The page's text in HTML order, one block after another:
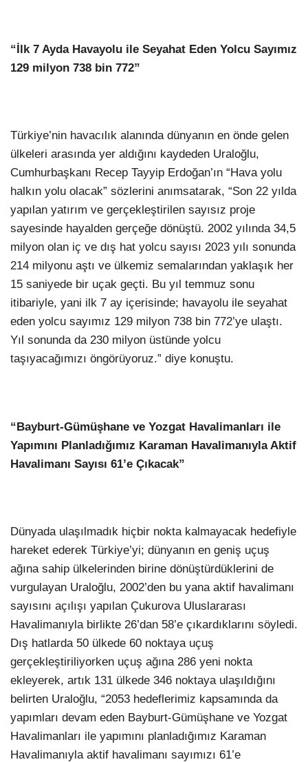
“İlk 7 Ayda Havayolu ile Seyahat Eden Yolcu Sayımız
129 milyon 738 bin 772”
Türkiye’nin havacılık alanında dünyanın en önde gelen
ülkeleri arasında yer aldığını kaydeden Uraloğlu,
Cumhurbaşkanı Recep Tayyip Erdoğan’ın “Hava yolu
halkın yolu olacak” sözlerini anımsatarak, “Son 22 yılda
yapılan yatırım ve gerçekleştirilen sayısız proje
sayesinde hayalden gerçeğe dönüştü. 2002 yılında 34,5
milyon olan iç ve dış hat yolcu sayısı 2023 yılı sonunda
214 milyonu aştı ve ülkemiz semalarından yaklaşık her
15 saniyede bir uçak geçti. Bu yıl temmuz sonu
itibariyle, yani ilk 7 ay içerisinde; havayolu ile seyahat
eden yolcu sayımız 129 milyon 738 bin 772’ye ulaştı.
Yıl sonunda da 230 milyon üstünde yolcu
taşıyacağımızı öngörüyoruz.” diye konuştu.
“Bayburt-Gümüşhane ve Yozgat Havalimanları ile
Yapımını Planladığımız Karaman Havalimanıyla Aktif
Havalimanı Sayısı 61’e Çıkacak”
Dünyada ulaşılmadık hiçbir nokta kalmayacak hedefiyle
hareket ederek Türkiye’yi; dünyanın en geniş uçuş
ağına sahip ülkelerinden birine dönüştürdüklerini de
vurgulayan Uraloğlu, 2002’den bu yana aktif havalimanı
sayısını açılışı yapılan Çukurova Uluslararası
Havalimanıyla birlikte 26’dan 58’e çıkardıklarını söyledi.
Dış hatlarda 50 ülkede 60 noktaya uçuş
gerçekleştiriliyorken uçuş ağına 286 yeni nokta
ekleyerek, artık 131 ülkede 346 noktaya ulaşıldığını
belirten Uraloğlu, “2053 hedeflerimiz kapsamında da
yapımları devam eden Bayburt-Gümüşhane ve Yozgat
Havalimanları ile yapımını planladığımız Karaman
Havalimanıyla aktif havalimanı sayımızı 61’e